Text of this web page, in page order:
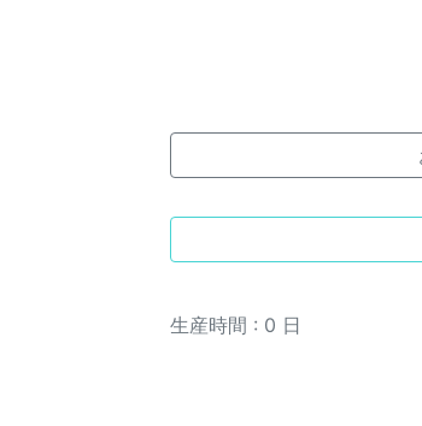
生産時間 : 0 日